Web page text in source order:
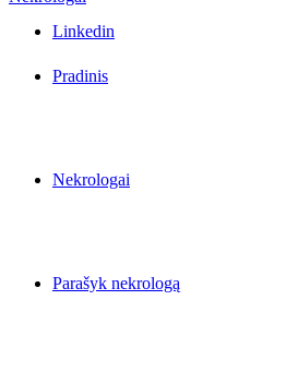
Linkedin
Pradinis
Nekrologai
Parašyk nekrologą